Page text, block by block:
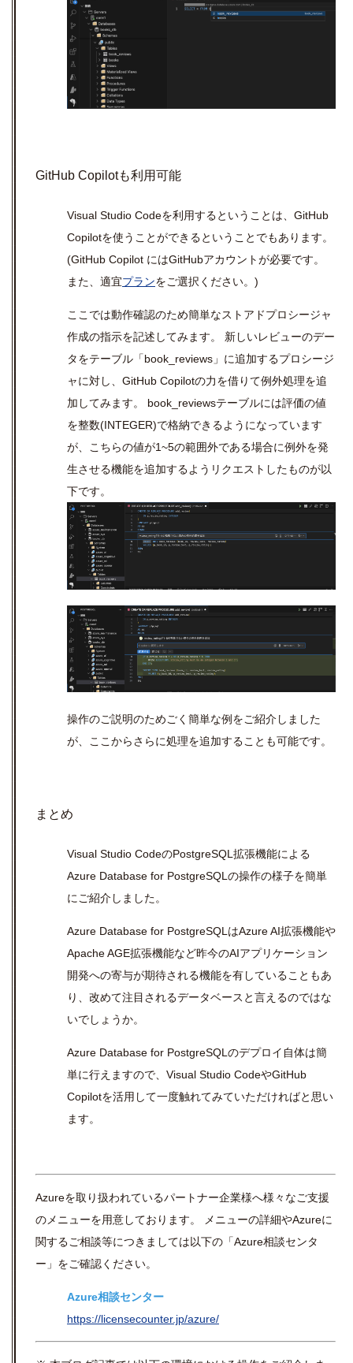
GitHub Copilotも利用可能
Visual Studio Codeを利用するということは、 GitHub
Copilotを使うことができるということでもあります。
(GitHub Copilot にはGitHubアカウントが必要です。
また、適宜プランをご選択ください。 )
ここでは動作確認のため簡単なストアドプロシージャ
作成の指示を記述してみます。 新しいレビューのデー
タをテーブル「book_reviews 」に追加するプロシージ
ャに対し、 GitHub Copilotの力を借りて例外処理を追
加してみます。 book_reviewsテーブルには評価の値
を整数(INTEGER)で格納できるようになっています
が、こちらの値が1~5の範囲外である場合に例外を発
生させる機能を追加するようリクエストしたものが以
下です。
操作のご説明のためごく簡単な例をご紹介しました
が、ここからさらに処理を追加することも可能です。
まとめ
Visual Studio CodeのPostgreSQL 拡張機能による
Azure Database for PostgreSQL の操作の様子を簡単
にご紹介しました。
Azure Database for PostgreSQL はAzure AI拡張機能や
Apache AGE拡張機能など昨今のAIアプリケーション
開発への寄与が期待される機能を有していることもあ
り、改めて注目されるデータベースと言えるのではな
いでしょうか。
Azure Database for PostgreSQL のデプロイ自体は簡
単に行えますので、 Visual Studio CodeやGitHub
Copilotを活用して一度触れてみていただければと思い
ます。
Azureを取り扱われているパートナー企業様へ様々なご支援
のメニューを用意しております。 メニューの詳細やAzureに
関するご相談等につきましては以下の「Azure相談センタ
ー」をご確認ください。
Azure相談センター
https://licensecounter.jp/azure/